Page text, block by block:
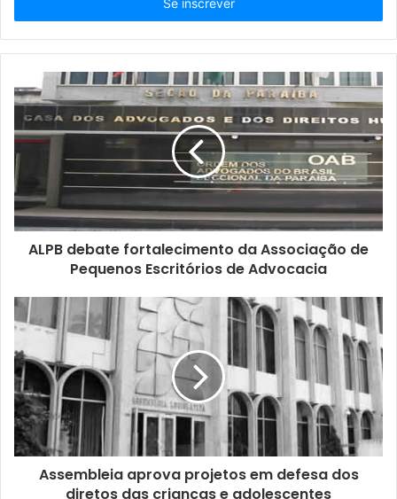
de
email
ALPB debate fortalecimento da Associação de
Pequenos Escritórios de Advocacia
Assembleia aprova projetos em defesa dos
diretos das crianças e adolescentes